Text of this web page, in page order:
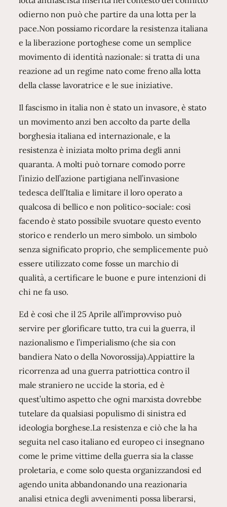
odierno non può che partire da una lotta per la
pace.Non possiamo ricordare la resistenza italiana
e la liberazione portoghese come un semplice
movimento di identità nazionale: si tratta di una
reazione ad un regime nato come freno alla lotta
della classe lavoratrice e le sue iniziative.
Il fascismo in italia non è stato un invasore, è stato
un movimento anzi ben accolto da parte della
borghesia italiana ed internazionale, e la
resistenza è iniziata molto prima degli anni
quaranta. A molti può tornare comodo porre
l’inizio dell’azione partigiana nell’invasione
tedesca dell’Italia e limitare il loro operato a
qualcosa di bellico e non politico-sociale: così
facendo è stato possibile svuotare questo evento
storico e renderlo un mero simbolo. un simbolo
senza significato proprio, che semplicemente può
essere utilizzato come fosse un marchio di
qualità, a certificare le buone e pure intenzioni di
chi ne fa uso.
Ed è così che il 25 Aprile all’improvviso può
servire per glorificare tutto, tra cui la guerra, il
nazionalismo e l’imperialismo (che sia con
bandiera Nato o della Novorossija).Appiattire la
ricorrenza ad una guerra patriottica contro il
male straniero ne uccide la storia, ed è
quest’ultimo aspetto che ogni marxista dovrebbe
tutelare da qualsiasi populismo di sinistra ed
ideologia borghese.La resistenza e ciò che la ha
seguita nel caso italiano ed europeo ci insegnano
come le prime vittime della guerra sia la classe
proletaria, e come solo questa organizzandosi ed
agendo unita abbandonando una reazionaria
analisi etnica degli avvenimenti possa liberarsi,